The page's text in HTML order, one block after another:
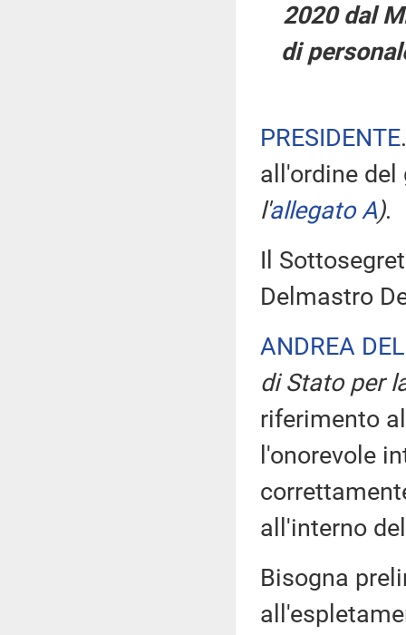
2020 dal
di
PRESIDENTE
all'ordine del
l'allegato A).
Il
Delmastro
ANDREA
di Stato per
riferimento
l'onorevole
all'interno
Bisogna